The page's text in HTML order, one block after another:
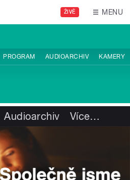
ŽIVĚ MENU
PROGRAM AUDIOARCHIV KAMERY
Audioarchiv Více…